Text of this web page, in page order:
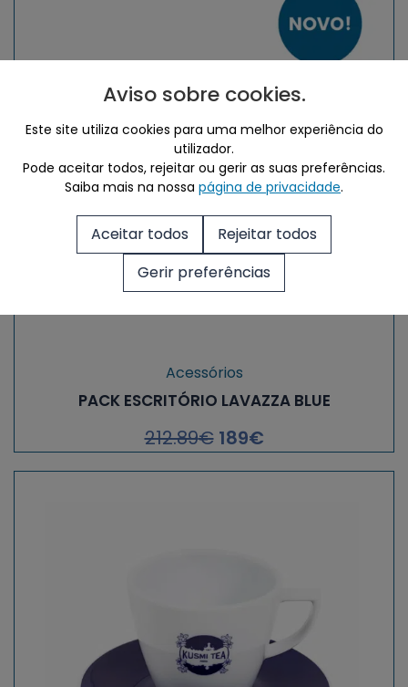
Acessórios
PACK ESCRITÓRIO LAVAZZA BLUE
212.89€ 189€
Aviso sobre cookies.
Este site utiliza cookies para uma melhor experiência do
utilizador.
Pode aceitar todos, rejeitar ou gerir as suas preferências.
Saiba mais na nossa página de privacidade.
Aceitar todos
Rejeitar todos
Gerir preferências